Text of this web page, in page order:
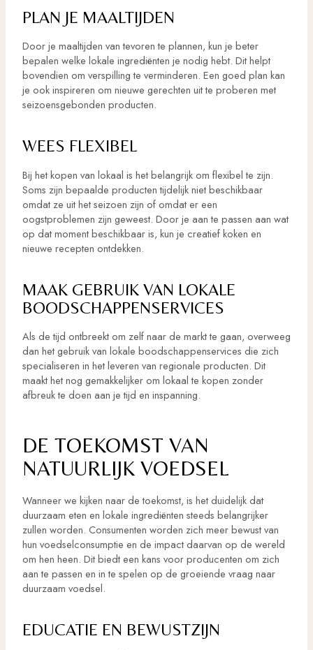
PLAN JE MAALTIJDEN
Door je maaltijden van tevoren te plannen, kun je beter
bepalen welke lokale ingrediënten je nodig hebt. Dit helpt
bovendien om verspilling te verminderen. Een goed plan kan
je ook inspireren om nieuwe gerechten uit te proberen met
seizoensgebonden producten.
WEES FLEXIBEL
Bij het kopen van lokaal is het belangrijk om flexibel te zijn.
Soms zijn bepaalde producten tijdelijk niet beschikbaar
omdat ze uit het seizoen zijn of omdat er een
oogstproblemen zijn geweest. Door je aan te passen aan wat
op dat moment beschikbaar is, kun je creatief koken en
nieuwe recepten ontdekken.
MAAK GEBRUIK VAN LOKALE
BOODSCHAPPENSERVICES
Als de tijd ontbreekt om zelf naar de markt te gaan, overweeg
dan het gebruik van lokale boodschappenservices die zich
specialiseren in het leveren van regionale producten. Dit
maakt het nog gemakkelijker om lokaal te kopen zonder
afbreuk te doen aan je tijd en inspanning.
DE TOEKOMST VAN
NATUURLIJK VOEDSEL
Wanneer we kijken naar de toekomst, is het duidelijk dat
duurzaam eten en lokale ingrediënten steeds belangrijker
zullen worden. Consumenten worden zich meer bewust van
hun voedselconsumptie en de impact daarvan op de wereld
om hen heen. Dit biedt een kans voor producenten om zich
aan te passen en in te spelen op de groeiende vraag naar
duurzaam voedsel.
EDUCATIE EN BEWUSTZIJN